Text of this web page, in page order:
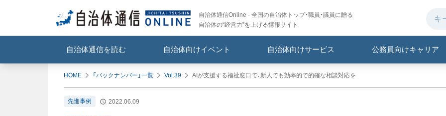
自治体通信Online - 全国の自治体トップ・職員・議員に贈る
自治体の“経営力”を上げる情報サイト
自治体通信を読む 自治体向けイベント 自治体向けサービス 公務員向けキャリア
HOME 「バックナンバー」一覧 Vol.39 AIが支援する福祉窓口で、新人でも効率的で的確な相談対応を
先進事例 2022.06.09